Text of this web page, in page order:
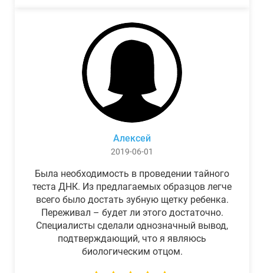
Алексей
2019-06-01
Была необходимость в проведении тайного
теста ДНК. Из предлагаемых образцов легче
всего было достать зубную щетку ребенка.
Переживал – будет ли этого достаточно.
Специалисты сделали однозначный вывод,
подтверждающий, что я являюсь
биологическим отцом.